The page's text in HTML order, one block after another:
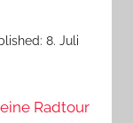
8. Juli
Radtour